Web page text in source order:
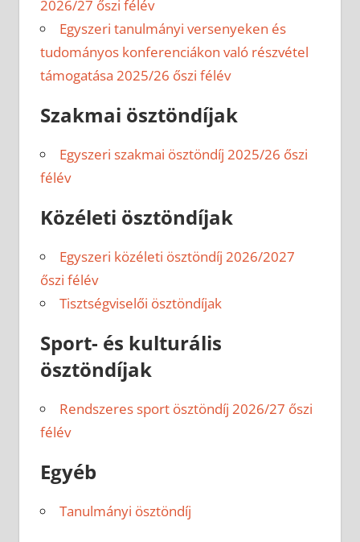
2026/27 őszi félév
Egyszeri tanulmányi versenyeken és
tudományos konferenciákon való részvétel
támogatása 2025/26 őszi félév
Szakmai ösztöndíjak
Egyszeri szakmai ösztöndíj 2025/26 őszi
félév
Közéleti ösztöndíjak
Egyszeri közéleti ösztöndíj 2026/2027
őszi félév
Tisztségviselői ösztöndíjak
Sport- és kulturális
ösztöndíjak
Rendszeres sport ösztöndíj 2026/27 őszi
félév
Egyéb
Tanulmányi ösztöndíj